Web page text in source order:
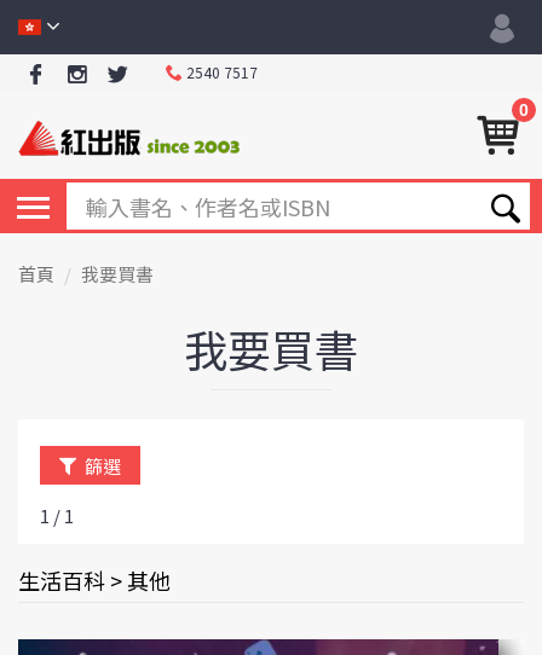
2540 7517
0
首頁 我要買書
我要買書
篩選
1 / 1
生活百科 > 其他